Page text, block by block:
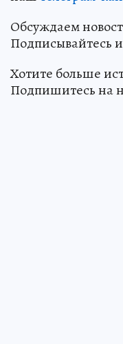
Обсуждаем
Подписывайтесь
Хотите больше
Подпишитесь на